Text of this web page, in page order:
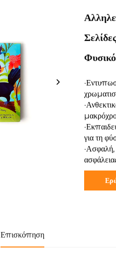
για τη
·Ασφαλή,
Επισκόπηση